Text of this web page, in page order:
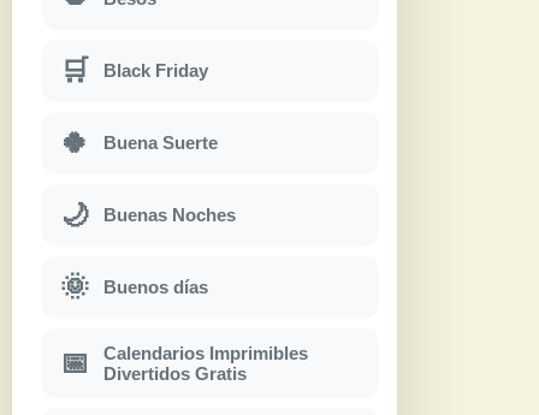
🛒 Black Friday
🍀 Buena Suerte
🌙 Buenas Noches
🌞 Buenos días
📅
Calendarios Imprimibles
Divertidos Gratis